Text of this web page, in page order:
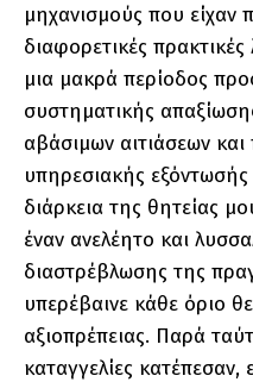
μηχανισμούς που είχαν
διαφορετικές
μια μακρά περίοδος
συστηματικής
αβάσιμων αιτιάσεων
υπηρεσιακής
διάρκεια της θητείας
έναν ανελέητο και
διαστρέβλωσης της
υπερέβαινε κάθε όριο
αξιοπρέπειας. Παρά
καταγγελίες κατέπεσαν,